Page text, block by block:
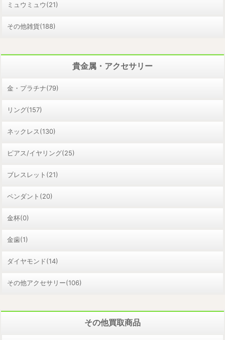
ミュウミュウ(21)
その他雑貨(188)
貴金属・アクセサリー
金・プラチナ(79)
リング(157)
ネックレス(130)
ピアス/イヤリング(25)
ブレスレット(21)
ペンダント(20)
金杯(0)
金歯(1)
ダイヤモンド(14)
その他アクセサリー(106)
その他買取商品